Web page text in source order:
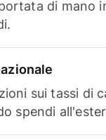
di mano
sui tassi di
spendi